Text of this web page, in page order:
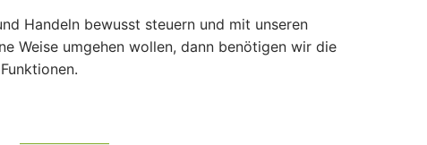
Handeln bewusst steuern und mit unseren
Weise umgehen wollen, dann benötigen wir die